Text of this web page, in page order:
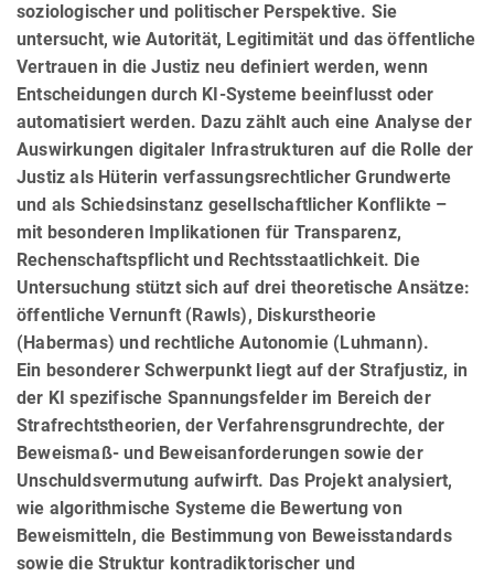
soziologischer und politischer Perspektive. Sie
untersucht, wie Autorität, Legitimität und das öffentliche
Vertrauen in die Justiz neu definiert werden, wenn
Entscheidungen durch KI-Systeme beeinflusst oder
automatisiert werden. Dazu zählt auch eine Analyse der
Auswir­kun­gen digitaler Infrastrukturen auf die Rolle der
Justiz als Hüterin verfas­sungs­recht­licher Grund­wer­te
und als Schiedsinstanz gesellschaftlicher Konflikte –
mit besonderen Impli­ka­tionen für Transparenz,
Rechenschaftspflicht und Rechtsstaatlichkeit. Die
Untersuchung stützt sich auf drei theoretische Ansätze:
öffentliche Vernunft (Rawls), Diskurstheorie
(Habermas) und rechtliche Autonomie (Luhmann).
Ein besonderer Schwerpunkt liegt auf der Strafjustiz, in
der KI spezifische Spannungsfelder im Bereich der
Straf­rechts­theorien, der Verfahrensgrundrechte, der
Beweismaß- und Beweis­anfor­derun­gen sowie der
Unschulds­vermutung aufwirft. Das Projekt analysiert,
wie algo­rith­mi­sche Systeme die Bewertung von
Beweismitteln, die Bestimmung von Beweisstandards
sowie die Struktur kontradiktorischer und